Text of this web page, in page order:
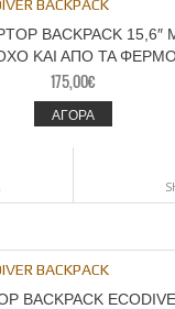
BACKPACK 15,6″
ΚΑΙ ΑΠΟ ΤΑ
175,00€
ΑΓΟΡΑ
BACKPACK